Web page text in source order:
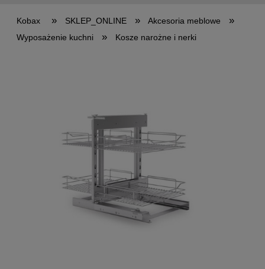
» SKLEP_ONLINE » Akcesoria meblowe »
Wyposażenie kuchni » Kosze narożne i nerki